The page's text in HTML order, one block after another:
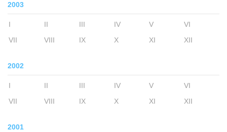
2003
I II III IV V
VI
VII
VIII IX X XI XII
2002
I II III IV V
VI
VII
VIII IX X XI XII
2001